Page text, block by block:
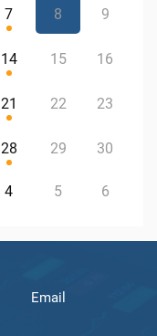
7 8 9
14 15 16
21 22 23
28 29 30
4 5 6
Email